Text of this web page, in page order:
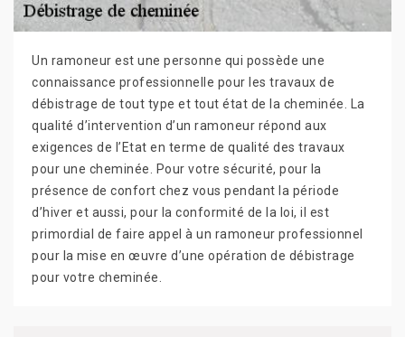
Un ramoneur est une personne qui possède une
connaissance professionnelle pour les travaux de
débistrage de tout type et tout état de la cheminée. La
qualité d’intervention d’un ramoneur répond aux
exigences de l’Etat en terme de qualité des travaux
pour une cheminée. Pour votre sécurité, pour la
présence de confort chez vous pendant la période
d’hiver et aussi, pour la conformité de la loi, il est
primordial de faire appel à un ramoneur professionnel
pour la mise en œuvre d’une opération de débistrage
pour votre cheminée.